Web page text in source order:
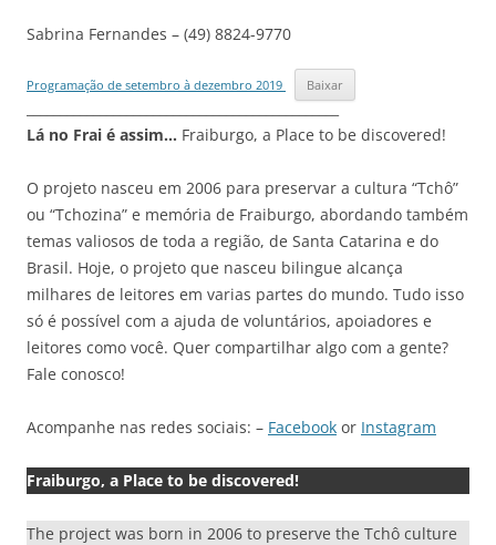
Sabrina Fernandes – (49) 8824-9770
Programação de setembro à dezembro 2019 Baixar
_______________________________________________
Lá no Frai é assim… Fraiburgo, a Place to be discovered!
O projeto nasceu em 2006 para preservar a cultura “Tchô”
ou “Tchozina” e memória de Fraiburgo, abordando também
temas valiosos de toda a região, de Santa Catarina e do
Brasil. Hoje, o projeto que nasceu bilingue alcança
milhares de leitores em varias partes do mundo. Tudo isso
só é possível com a ajuda de voluntários, apoiadores e
leitores como você. Quer compartilhar algo com a gente?
Fale conosco!
Acompanhe nas redes sociais: – Facebook or Instagram
Fraiburgo, a Place to be discovered!
The project was born in 2006 to preserve the Tchô culture